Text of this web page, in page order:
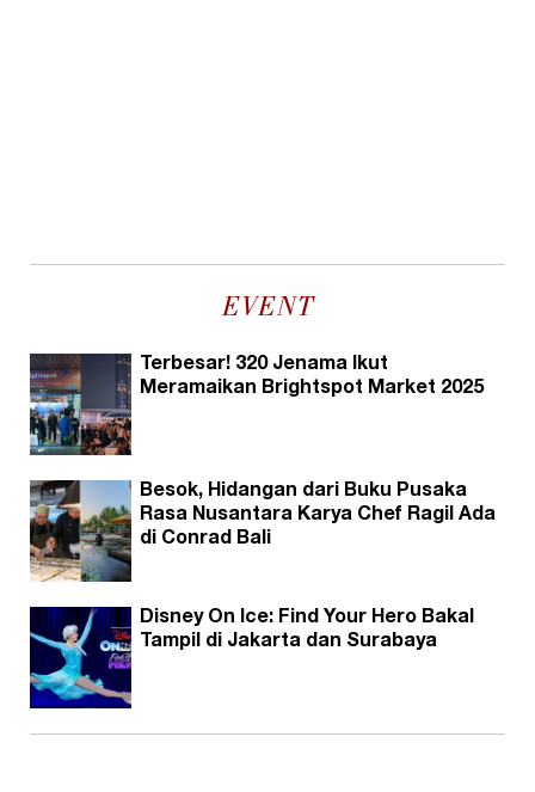
EVENT
Terbesar! 320 Jenama Ikut
Meramaikan Brightspot Market 2025
Besok, Hidangan dari Buku Pusaka
Rasa Nusantara Karya Chef Ragil Ada
di Conrad Bali
Disney On Ice: Find Your Hero Bakal
Tampil di Jakarta dan Surabaya